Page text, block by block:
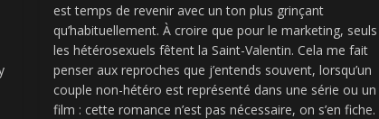
est temps de revenir avec un ton plus grinçant
qu’habituellement. À croire que pour le marketing, seuls
les hétérosexuels fêtent la Saint-Valentin. Cela me fait
penser aux reproches que j’entends souvent, lorsqu’un
couple non-hétéro est représenté dans une série ou un
film : cette romance n’est pas nécessaire, on s’en fiche.